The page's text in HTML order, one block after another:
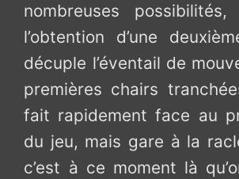
nombreuses possibilités,
l’obtention d’une
décuple l’éventail de
premières chairs
fait rapidement face au
du jeu, mais gare à la
c’est à ce moment là